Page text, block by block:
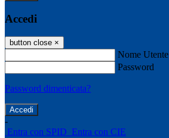
Accedi
button close ×
Nome Utente
Password
Password dimenticata?
-
Entra con SPID Entra con CIE